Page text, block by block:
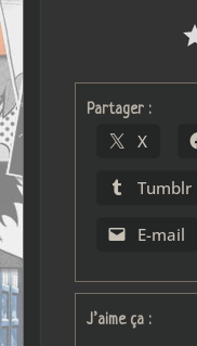
Partager :
X
Tumblr
E-mail
J’aime ça :